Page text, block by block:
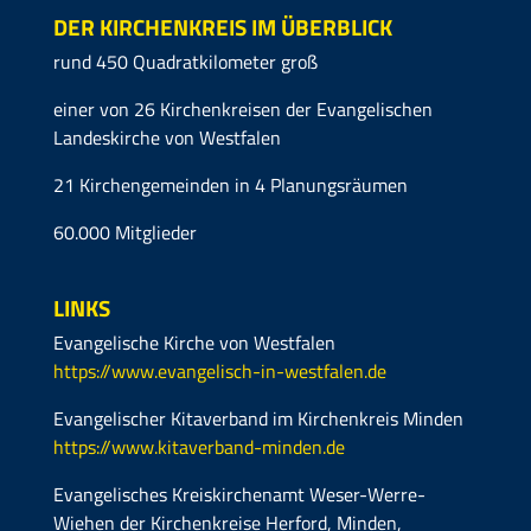
DER KIRCHENKREIS IM ÜBERBLICK
rund 450 Quadratkilometer groß
einer von 26 Kirchenkreisen der Evangelischen
Landeskirche von Westfalen
21 Kirchengemeinden in 4 Planungsräumen
60.000 Mitglieder
LINKS
Evangelische Kirche von Westfalen
https://www.evangelisch-in-westfalen.de
Evangelischer Kitaverband im Kirchenkreis Minden
https://www.kitaverband-minden.de
Evangelisches Kreiskirchenamt Weser-Werre-
Wiehen der Kirchenkreise Herford, Minden,